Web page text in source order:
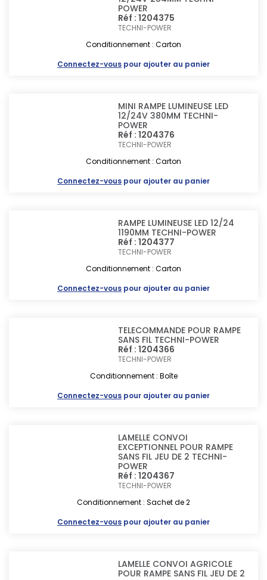
POWER
Réf : 1204375
TECHNI-POWER
Conditionnement : Carton
Connectez-vous pour ajouter au panier
MINI RAMPE LUMINEUSE LED
12/24V 380MM TECHNI-
POWER
Réf : 1204376
TECHNI-POWER
Conditionnement : Carton
Connectez-vous pour ajouter au panier
RAMPE LUMINEUSE LED 12/24
1190MM TECHNI-POWER
Réf : 1204377
TECHNI-POWER
Conditionnement : Carton
Connectez-vous pour ajouter au panier
TELECOMMANDE POUR RAMPE
SANS FIL TECHNI-POWER
Réf : 1204366
TECHNI-POWER
Conditionnement : Boîte
Connectez-vous pour ajouter au panier
LAMELLE CONVOI
EXCEPTIONNEL POUR RAMPE
SANS FIL JEU DE 2 TECHNI-
POWER
Réf : 1204367
TECHNI-POWER
Conditionnement : Sachet de 2
Connectez-vous pour ajouter au panier
LAMELLE CONVOI AGRICOLE
POUR RAMPE SANS FIL JEU DE 2